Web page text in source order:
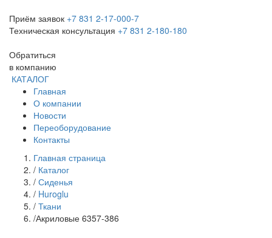
Приём заявок +7 831 2-17-000-7
Техническая консультация +7 831 2-180-180
Обратиться
в компанию
КАТАЛОГ
Главная
О компании
Новости
Переоборудование
Контакты
Главная страница
/ Каталог
/ Сиденья
/ Huroglu
/ Ткани
/Акриловые 6357-386